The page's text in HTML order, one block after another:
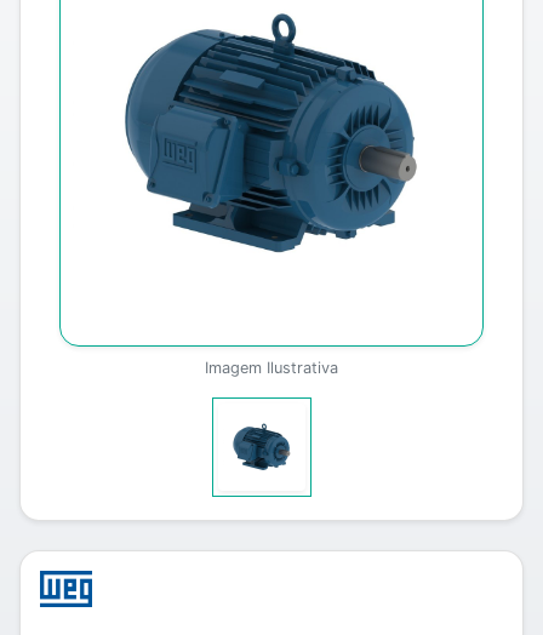
Imagem Ilustrativa